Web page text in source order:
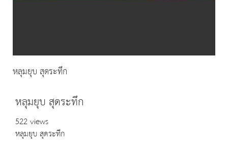
หลุมยุบ สุดระทึก
หลุมยุบ สุดระทึก
522 views
หลุมยุบ สุดระทึก